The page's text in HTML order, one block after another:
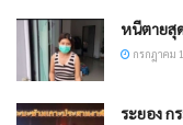
หนีตายสุ
กรกฎาคม
ระยอง ก